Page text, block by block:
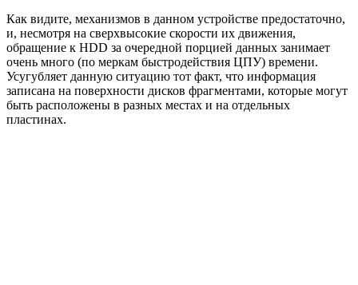
Как видите, механизмов в данном устройстве предостаточно,
и, несмотря на сверхвысокие скорости их движения,
обращение к HDD за очередной порцией данных занимает
очень много (по меркам быстродействия ЦПУ) времени.
Усугубляет данную ситуацию тот факт, что информация
записана на поверхности дисков фрагментами, которые могут
быть расположены в разных местах и на отдельных
пластинах.